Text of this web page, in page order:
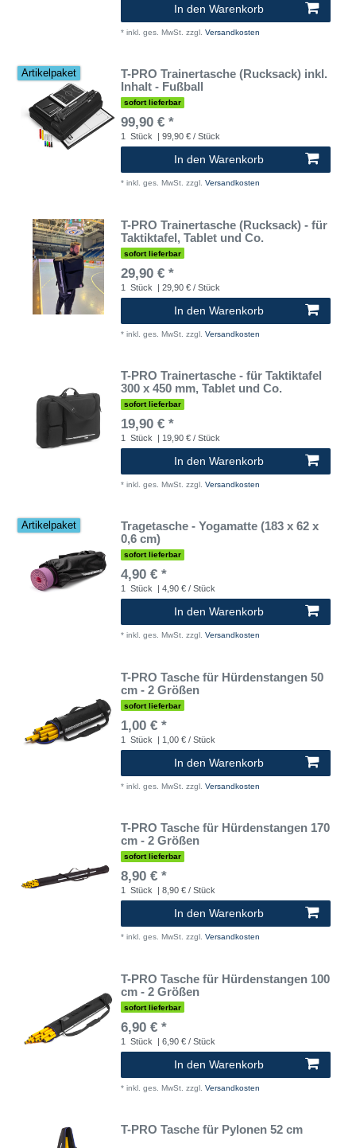
In den Warenkorb
* inkl. ges. MwSt. zzgl. Versandkosten
Artikelpaket
T-PRO Trainertasche (Rucksack) inkl.
Inhalt - Fußball
sofort lieferbar
99,90 € *
1 Stück | 99,90 € / Stück
In den Warenkorb
* inkl. ges. MwSt. zzgl. Versandkosten
T-PRO Trainertasche (Rucksack) - für
Taktiktafel, Tablet und Co.
sofort lieferbar
29,90 € *
1 Stück | 29,90 € / Stück
In den Warenkorb
* inkl. ges. MwSt. zzgl. Versandkosten
T-PRO Trainertasche - für Taktiktafel
300 x 450 mm, Tablet und Co.
sofort lieferbar
19,90 € *
1 Stück | 19,90 € / Stück
In den Warenkorb
* inkl. ges. MwSt. zzgl. Versandkosten
Artikelpaket
Tragetasche - Yogamatte (183 x 62 x
0,6 cm)
sofort lieferbar
4,90 € *
1 Stück | 4,90 € / Stück
In den Warenkorb
* inkl. ges. MwSt. zzgl. Versandkosten
T-PRO Tasche für Hürdenstangen 50
cm - 2 Größen
sofort lieferbar
1,00 € *
1 Stück | 1,00 € / Stück
In den Warenkorb
* inkl. ges. MwSt. zzgl. Versandkosten
T-PRO Tasche für Hürdenstangen 170
cm - 2 Größen
sofort lieferbar
8,90 € *
1 Stück | 8,90 € / Stück
In den Warenkorb
* inkl. ges. MwSt. zzgl. Versandkosten
T-PRO Tasche für Hürdenstangen 100
cm - 2 Größen
sofort lieferbar
6,90 € *
1 Stück | 6,90 € / Stück
In den Warenkorb
* inkl. ges. MwSt. zzgl. Versandkosten
T-PRO Tasche für Pylonen 52 cm